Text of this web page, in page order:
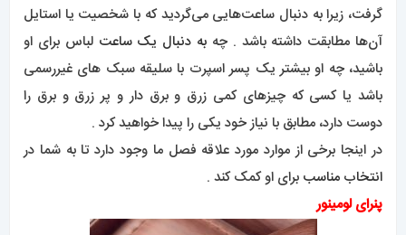
گرفت، زیرا به دنبال ساعت‌هایی می‌گردید که با شخصیت یا استایل
آن‌ها مطابقت داشته باشد . چه به دنبال یک ساعت لباس برای او
باشید، چه او بیشتر یک پسر اسپرت با سلیقه سبک های غیررسمی
باشد یا کسی که چیزهای کمی زرق و برق دار و پر زرق و برق را
دوست دارد، مطابق با نیاز خود یکی را پیدا خواهید کرد .
در اینجا برخی از موارد مورد علاقه فصل ما وجود دارد تا به شما در
انتخاب مناسب برای او کمک کند .
پنرای لومینور